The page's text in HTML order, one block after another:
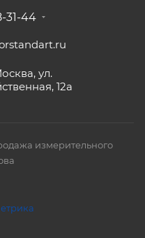
31-44
ул.
12а
измерительного